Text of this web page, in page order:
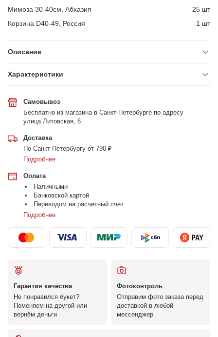
Мимоза 30-40см, Абхазия
25 шт
Корзина D40-49, Россия
1 шт
Описание
Характеристики
Самовывоз
Бесплатно из магазина в Санкт-Петербурге по адресу
улица Литовская, 6
Доставка
По Санкт-Петербургу от 790 ₽
Подробнее
Оплата
Наличными
Банковской картой
Переводом на расчетный счет
Подробнее
Гарантия качества
Не понравился букет?
Поменяем на другой или
вернём деньги
Фотоконтроль
Отправим фото заказа перед
доставкой в любой
мессенджер